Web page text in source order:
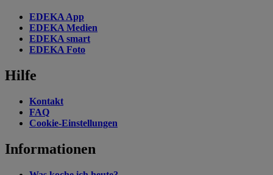
EDEKA App
EDEKA Medien
EDEKA smart
EDEKA Foto
Hilfe
Kontakt
FAQ
Cookie-Einstellungen
Informationen